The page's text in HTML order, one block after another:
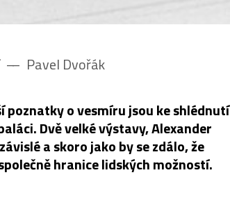
–– Pavel Dvořák
o vesmíru jsou ke shlédnutí
Dvě velké výstavy, Alexander
a skoro jako by se zdálo, že
hranice lidských možností.